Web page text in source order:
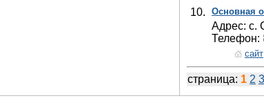
10. Основная
Адрес: с.
Телефон:
сайт
страница: 1 2 3